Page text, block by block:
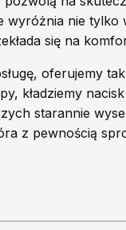
nie tylko
się na
oferujemy
kładziemy
starannie
z pewnością